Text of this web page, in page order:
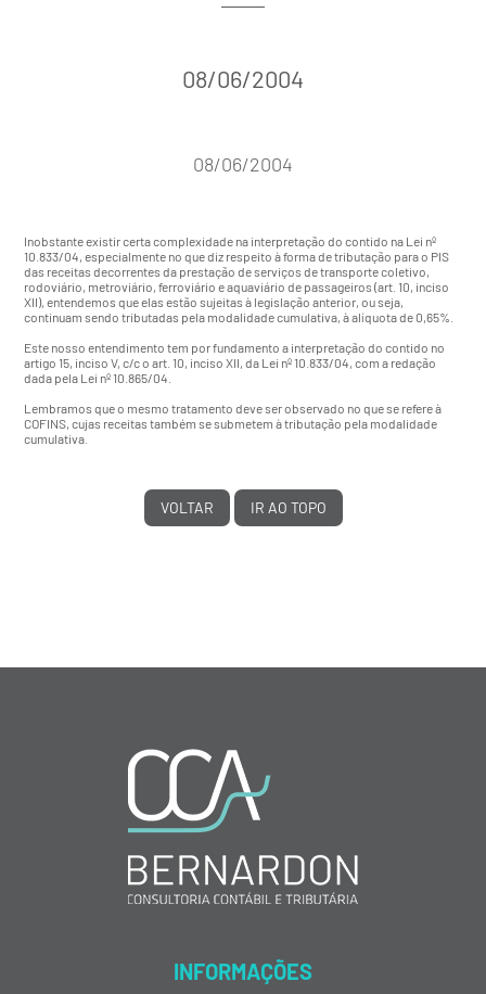
08/06/2004
08/06/2004
Inobstante existir certa complexidade na interpretação do contido na Lei nº
10.833/04, especialmente no que diz respeito à forma de tributação para o PIS
das receitas decorrentes da prestação de serviços de transporte coletivo,
rodoviário, metroviário, ferroviário e aquaviário de passageiros (art. 10, inciso
XII), entendemos que elas estão sujeitas à legislação anterior, ou seja,
continuam sendo tributadas pela modalidade cumulativa, à alíquota de 0,65%.
Este nosso entendimento tem por fundamento a interpretação do contido no
artigo 15, inciso V, c/c o art. 10, inciso XII, da Lei nº 10.833/04, com a redação
dada pela Lei nº 10.865/04.
Lembramos que o mesmo tratamento deve ser observado no que se refere à
COFINS, cujas receitas também se submetem à tributação pela modalidade
cumulativa.
VOLTAR IR AO TOPO
INFORMAÇÕES